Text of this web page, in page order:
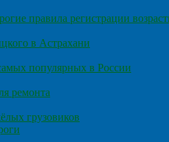
правила регистрации
в Астрахани
популярных в России
ремонта
грузовиков